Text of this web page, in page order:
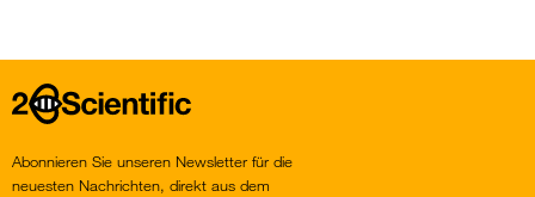
Home
Abonnieren Sie unseren Newsletter für die
neuesten Nachrichten, direkt aus dem